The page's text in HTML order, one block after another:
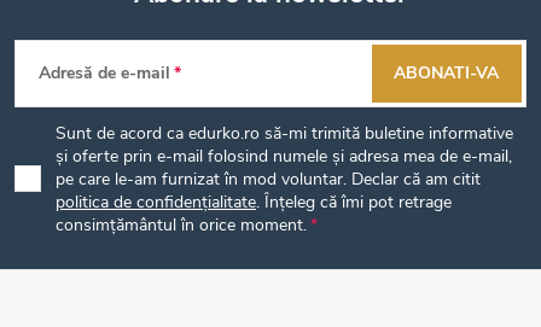
S
u
b
o
Adresă de e-mail
Sunt de acord ca edurko.ro să-mi trimită buletine informative
și oferte prin e-mail folosind numele și adresa mea de e-mail,
pe care le-am furnizat în mod voluntar. Declar că am citit
politica de confidențialitate. Înțeleg că îmi pot retrage
consimțământul în orice moment.
ABONATI-VA